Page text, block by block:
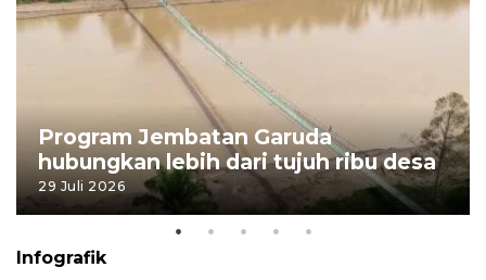
Program Jembatan Garuda
hubungkan lebih dari tujuh ribu desa
29 Juli 2026
Infografik